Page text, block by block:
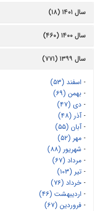
سال ۱۴۰۱ (۱۸)
سال ۱۴۰۰ (۴۶۰)
سال ۱۳۹۹ (۷۷۱)
اسفند (۵۳)
بهمن (۶۹)
دی (۴۷)
آذر (۴۸)
آبان (۵۵)
مهر (۵۲)
شهریور (۸۸)
مرداد (۶۷)
تیر (۱۰۳)
خرداد (۷۶)
اردیبهشت (۴۶)
فروردین (۶۷)